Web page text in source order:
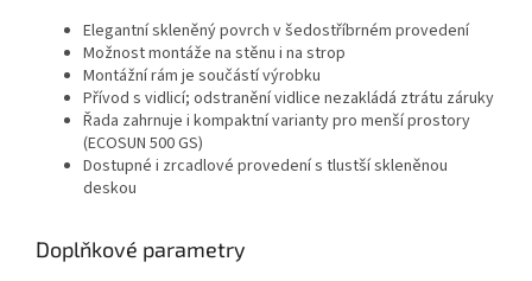
Elegantní skleněný povrch v šedostříbrném provedení
Možnost montáže na stěnu i na strop
Montážní rám je součástí výrobku
Přívod s vidlicí; odstranění vidlice nezakládá ztrátu záruky
Řada zahrnuje i kompaktní varianty pro menší prostory
(ECOSUN 500 GS)
Dostupné i zrcadlové provedení s tlustší skleněnou
deskou
Doplňkové parametry